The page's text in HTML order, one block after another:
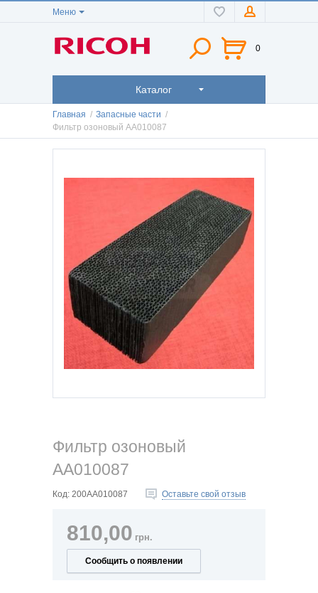
Меню
0
Каталог
Главная / Запасные части /
Фильтр озоновый AA010087
Фильтр озоновый
AA010087
Код: 200AA010087 Оставьте свой отзыв
810,00 грн.
Сообщить о появлении